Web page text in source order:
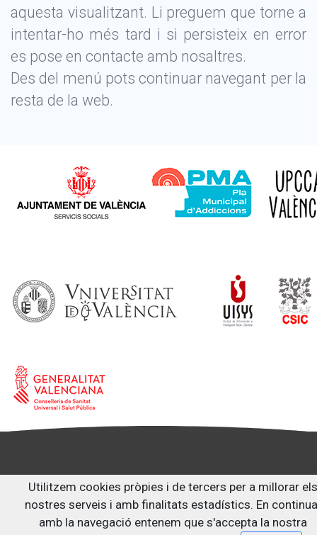
aquesta visualitzant. Li preguem que torne a
intentar-ho més tard i si persisteix en error
es pose en contacte amb nosaltres.
Des del menú pots continuar navegant per la
resta de la web.
Segueix-nos a:
Utilitzem cookies pròpies i de tercers per a millorar
nostres serveis i amb finalitats estadístics. En
amb la navegació entenem que s'accepta la nostra